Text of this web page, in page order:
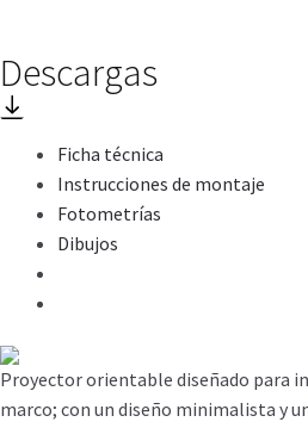
Descargas
Ficha técnica
Instrucciones de montaje
Fotometrías
Dibujos
Proyector orientable diseñado para
marco; con un diseño minimalista y